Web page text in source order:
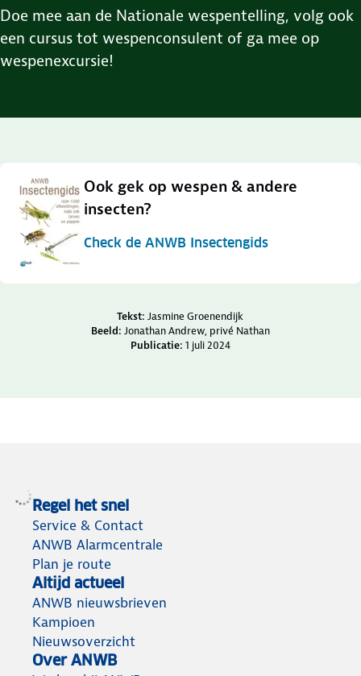
Doe mee aan de Nationale wespentelling, volg ook
een cursus tot wespenconsulent of ga mee op
wespenexcursie!
Ook gek op wespen & andere
insecten?
Check de ANWB Insectengids
Credits en bronnenTekst:Jasmine Groenendijk
Beeld: Jonathan Andrew, privé Nathan
Publicatie: 1 juli 2024
Regel het snel
Service & Contact
ANWB Alarmcentrale
Plan je route
Altijd actueel
ANWB nieuwsbrieven
Kampioen
Nieuwsoverzicht
Over ANWB